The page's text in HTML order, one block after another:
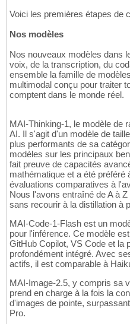
Voici les premières étapes de
Nos modèles
Nos nouveaux modèles dans
voix, de la transcription, du
ensemble la famille de
multimodal conçu pour traiter
comptent dans le monde réel.
MAI-Thinking-1, le modèle de
AI. Il s'agit d'un modèle de
plus performants de sa
modèles sur les principaux
fait preuve de capacités
mathématique et a été préféré
évaluations comparatives à
Nous l'avons entraîné de A à
sans recourir à la distillation à
MAI-Code-1-Flash est un
pour l'inférence. Ce modèle
GitHub Copilot, VS Code et la
profondément intégré. Avec
actifs, il est comparable à
MAI-Image-2.5, y compris sa
prend en charge à la fois la
d'images de pointe,
Pro.